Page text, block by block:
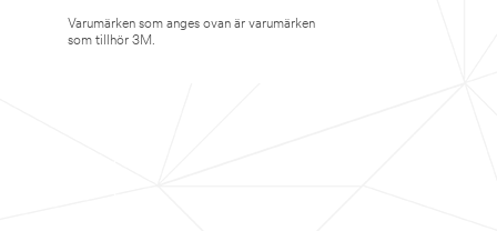
Varumärken som anges ovan är varumärken
som tillhör 3M.